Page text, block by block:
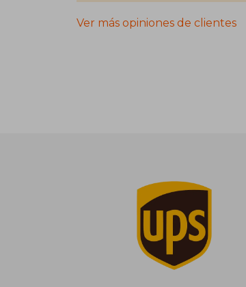
Ver más opiniones de clientes